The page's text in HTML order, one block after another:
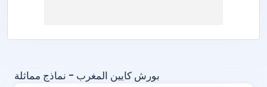
بورش كايين المغرب - نماذج مماثلة